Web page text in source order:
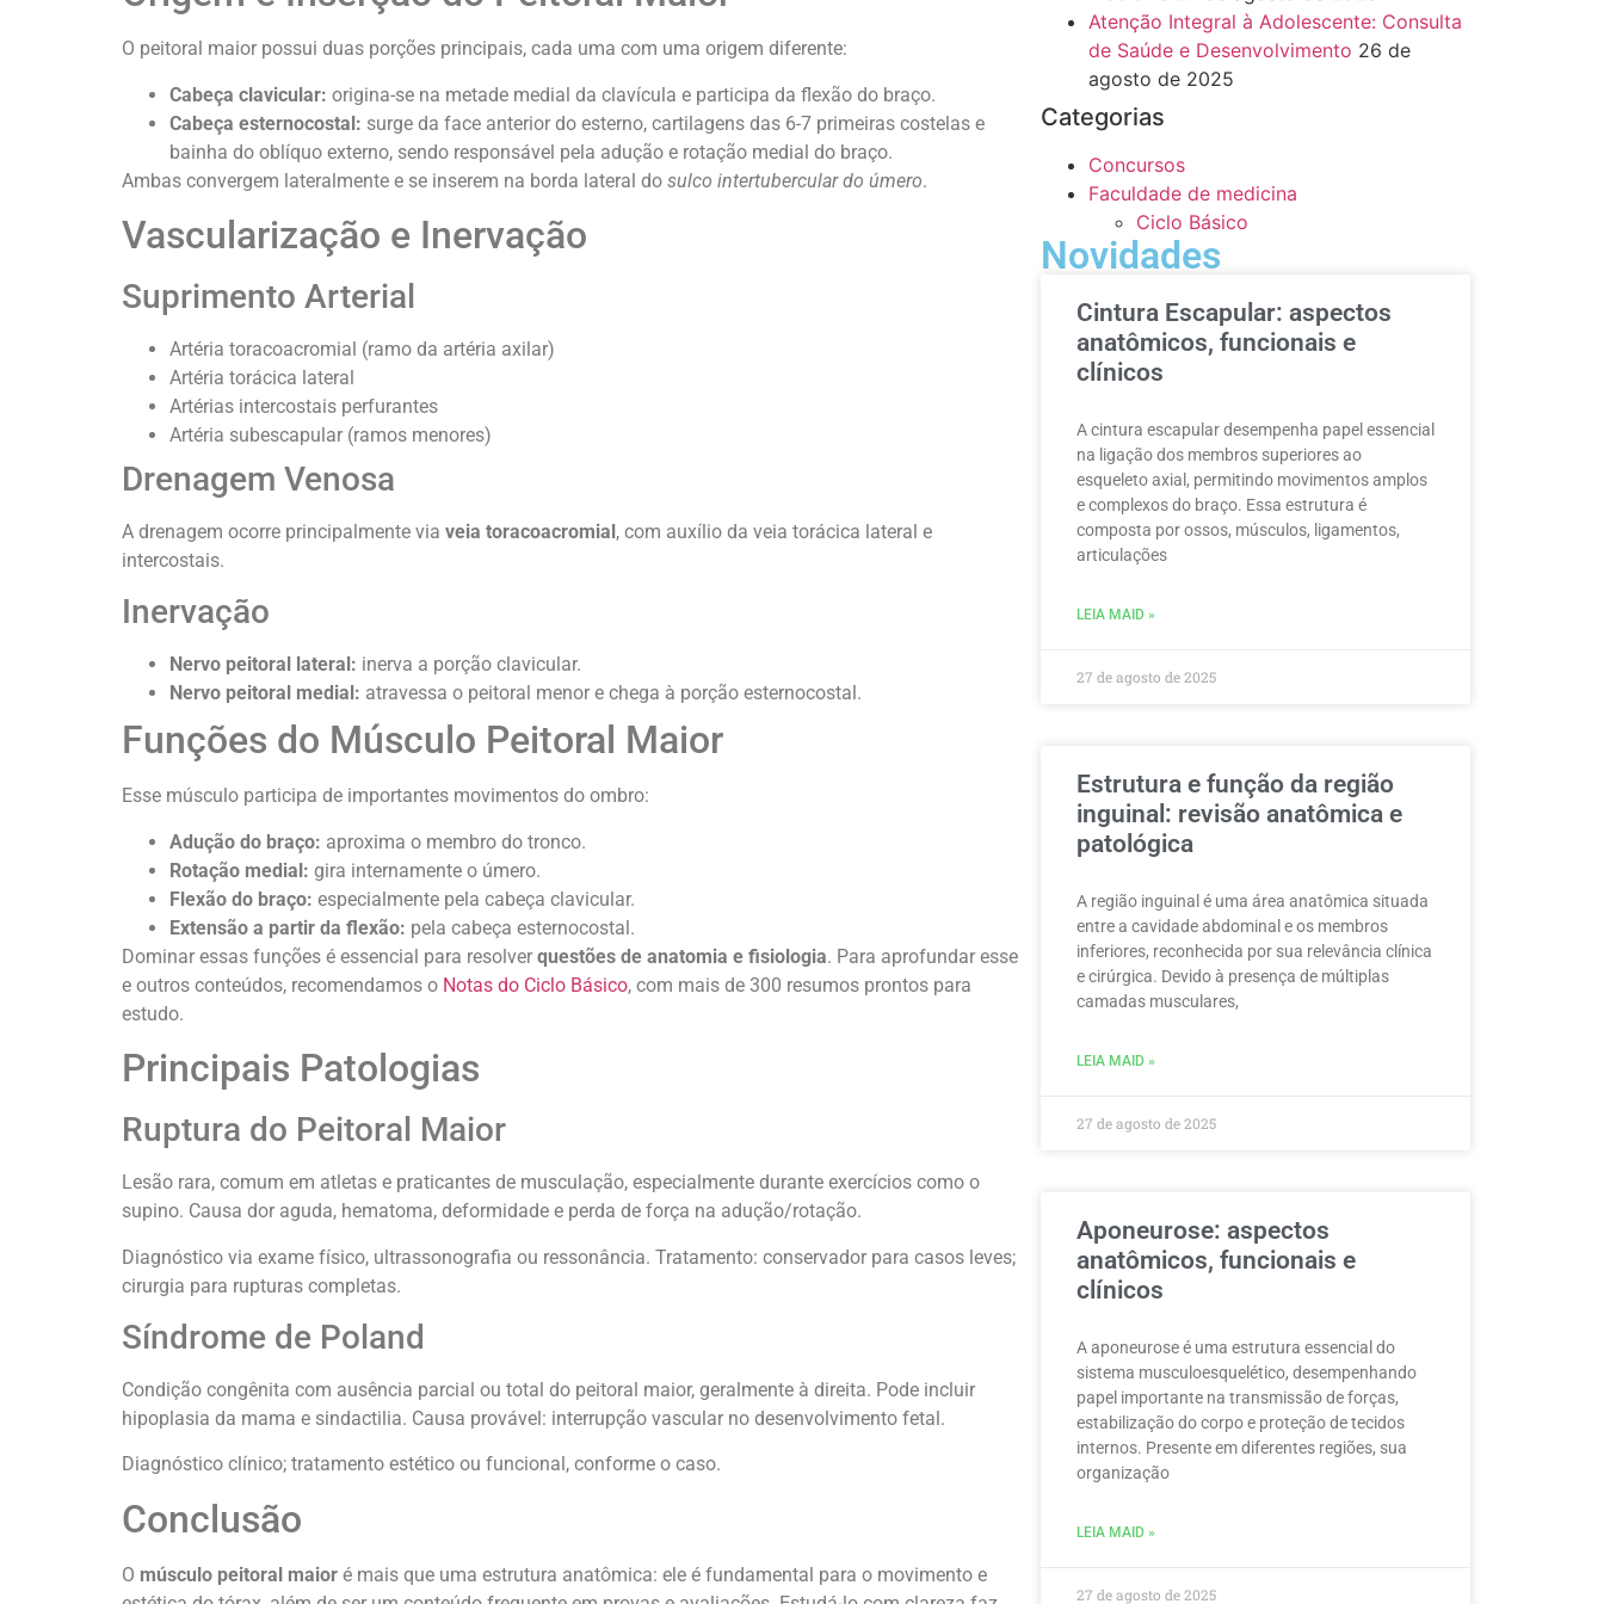
O peitoral maior possui duas porções principais, cada uma com uma origem diferente:
Cabeça clavicular: origina-se na metade medial da clavícula e participa da flexão do braço.
Cabeça esternocostal: surge da face anterior do esterno, cartilagens das 6-7 primeiras costelas e
bainha do oblíquo externo, sendo responsável pela adução e rotação medial do braço.
Ambas convergem lateralmente e se inserem na borda lateral do sulco intertubercular do úmero.
Vascularização e Inervação
Suprimento Arterial
Artéria toracoacromial (ramo da artéria axilar)
Artéria torácica lateral
Artérias intercostais perfurantes
Artéria subescapular (ramos menores)
Drenagem Venosa
A drenagem ocorre principalmente via veia toracoacromial, com auxílio da veia torácica lateral e
intercostais.
Inervação
Nervo peitoral lateral: inerva a porção clavicular.
Nervo peitoral medial: atravessa o peitoral menor e chega à porção esternocostal.
Funções do Músculo Peitoral Maior
Esse músculo participa de importantes movimentos do ombro:
Adução do braço: aproxima o membro do tronco.
Rotação medial: gira internamente o úmero.
Flexão do braço: especialmente pela cabeça clavicular.
Extensão a partir da flexão: pela cabeça esternocostal.
Dominar essas funções é essencial para resolver questões de anatomia e fisiologia. Para aprofundar esse
e outros conteúdos, recomendamos o Notas do Ciclo Básico, com mais de 300 resumos prontos para
estudo.
Principais Patologias
Ruptura do Peitoral Maior
Lesão rara, comum em atletas e praticantes de musculação, especialmente durante exercícios como o
supino. Causa dor aguda, hematoma, deformidade e perda de força na adução/rotação.
Diagnóstico via exame físico, ultrassonografia ou ressonância. Tratamento: conservador para casos leves;
cirurgia para rupturas completas.
Síndrome de Poland
Condição congênita com ausência parcial ou total do peitoral maior, geralmente à direita. Pode incluir
hipoplasia da mama e sindactilia. Causa provável: interrupção vascular no desenvolvimento fetal.
Diagnóstico clínico; tratamento estético ou funcional, conforme o caso.
Conclusão
O músculo peitoral maior é mais que uma estrutura anatômica: ele é fundamental para o movimento e
Atenção Integral à Adolescente: Consulta
de Saúde e Desenvolvimento 26 de
agosto de 2025
Categorias
Concursos
Faculdade de medicina
Ciclo Básico
Novidades
Cintura Escapular: aspectos
anatômicos, funcionais e
clínicos
A cintura escapular desempenha papel essencial
na ligação dos membros superiores ao
esqueleto axial, permitindo movimentos amplos
e complexos do braço. Essa estrutura é
composta por ossos, músculos, ligamentos,
articulações
LEIA MAID »
27 de agosto de 2025
Estrutura e função da região
inguinal: revisão anatômica e
patológica
A região inguinal é uma área anatômica situada
entre a cavidade abdominal e os membros
inferiores, reconhecida por sua relevância clínica
e cirúrgica. Devido à presença de múltiplas
camadas musculares,
LEIA MAID »
27 de agosto de 2025
Aponeurose: aspectos
anatômicos, funcionais e
clínicos
A aponeurose é uma estrutura essencial do
sistema musculoesquelético, desempenhando
papel importante na transmissão de forças,
estabilização do corpo e proteção de tecidos
internos. Presente em diferentes regiões, sua
organização
LEIA MAID »
27 de agosto de 2025